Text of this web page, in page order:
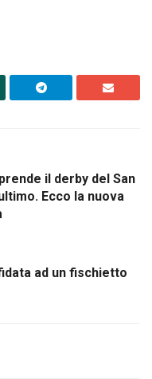
prende il derby del San
Ecco la nuova
ad un fischietto